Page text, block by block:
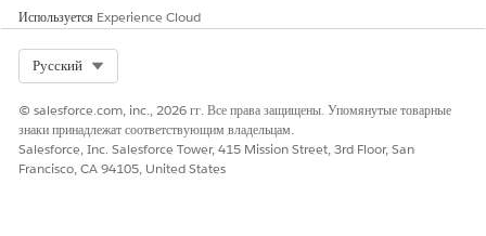
Используется Experience Cloud
Русский
© salesforce.com, inc., 2026 гг. Все права защищены. Упомянутые товарные
знаки принадлежат соответствующим владельцам.
Salesforce, Inc. Salesforce Tower, 415 Mission Street, 3rd Floor, San
Francisco, CA 94105, United States